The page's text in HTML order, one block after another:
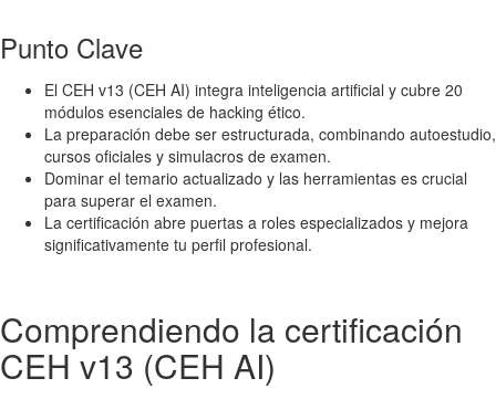
Punto Clave
El CEH v13 (CEH AI) integra inteligencia artificial y cubre 20
módulos esenciales de hacking ético.
La preparación debe ser estructurada, combinando autoestudio,
cursos oficiales y simulacros de examen.
Dominar el temario actualizado y las herramientas es crucial
para superar el examen.
La certificación abre puertas a roles especializados y mejora
significativamente tu perfil profesional.
Comprendiendo la certificación
CEH v13 (CEH AI)